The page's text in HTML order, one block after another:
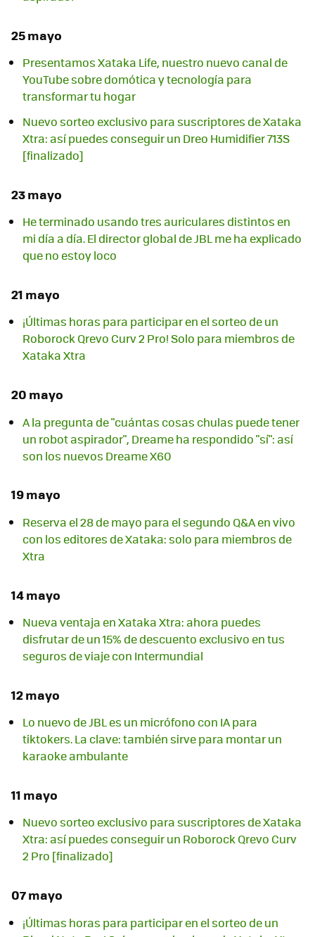
25 mayo
Presentamos Xataka Life, nuestro nuevo canal de
YouTube sobre domótica y tecnología para
transformar tu hogar
Nuevo sorteo exclusivo para suscriptores de Xataka
Xtra: así puedes conseguir un Dreo Humidifier 713S
[finalizado]
23 mayo
He terminado usando tres auriculares distintos en
mi día a día. El director global de JBL me ha explicado
que no estoy loco
21 mayo
¡Últimas horas para participar en el sorteo de un
Roborock Qrevo Curv 2 Pro! Solo para miembros de
Xataka Xtra
20 mayo
A la pregunta de "cuántas cosas chulas puede tener
un robot aspirador", Dreame ha respondido "sí": así
son los nuevos Dreame X60
19 mayo
Reserva el 28 de mayo para el segundo Q&A en vivo
con los editores de Xataka: solo para miembros de
Xtra
14 mayo
Nueva ventaja en Xataka Xtra: ahora puedes
disfrutar de un 15% de descuento exclusivo en tus
seguros de viaje con Intermundial
12 mayo
Lo nuevo de JBL es un micrófono con IA para
tiktokers. La clave: también sirve para montar un
karaoke ambulante
11 mayo
Nuevo sorteo exclusivo para suscriptores de Xataka
Xtra: así puedes conseguir un Roborock Qrevo Curv
2 Pro [finalizado]
07 mayo
¡Últimas horas para participar en el sorteo de un